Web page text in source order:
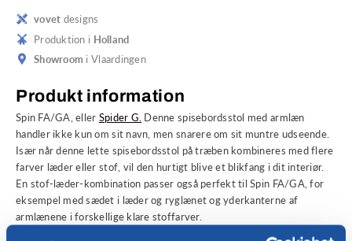
vovet designs
Produktion i Holland
Showroom i Vlaardingen
Produkt information
Spin FA/GA, eller Spider G. Denne spisebordsstol med armlæn
handler ikke kun om sit navn, men snarere om sit muntre udseende.
Især når denne lette spisebordsstol på træben kombineres med flere
farver læder eller stof, vil den hurtigt blive et blikfang i dit interiør.
En stof-læder-kombination passer også perfekt til Spin FA/GA, for
eksempel med sædet i læder og ryglænet og yderkanterne af
armlænene i forskellige klare stoffarver.